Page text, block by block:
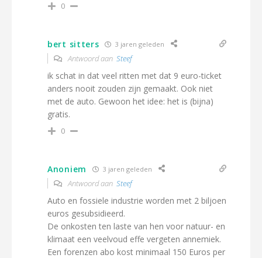
0
bert sitters 3 jaren geleden
Antwoord aan Steef
ik schat in dat veel ritten met dat 9 euro-ticket
anders nooit zouden zijn gemaakt. Ook niet
met de auto. Gewoon het idee: het is (bijna)
gratis.
0
Anoniem 3 jaren geleden
Antwoord aan Steef
Auto en fossiele industrie worden met 2 biljoen
euros gesubsidieerd.
De onkosten ten laste van hen voor natuur- en
klimaat een veelvoud effe vergeten annemiek.
Een forenzen abo kost minimaal 150 Euros per